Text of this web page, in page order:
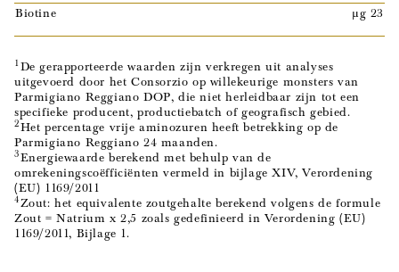
Biotine
µg 23
1 De gerapporteerde waarden zijn verkregen uit analyses
uitgevoerd door het Consorzio op willekeurige monsters van
Parmigiano Reggiano DOP, die niet herleidbaar zijn tot een
specifieke producent, productiebatch of geografisch gebied.
2Het percentage vrije aminozuren heeft betrekking op de
Parmigiano Reggiano 24 maanden.
3Energiewaarde berekend met behulp van de
omrekeningscoëfficiënten vermeld in bijlage XIV, Verordening
(EU) 1169/2011
4Zout: het equivalente zoutgehalte berekend volgens de formule
Zout = Natrium x 2,5 zoals gedefinieerd in Verordening (EU)
1169/2011, Bijlage 1.